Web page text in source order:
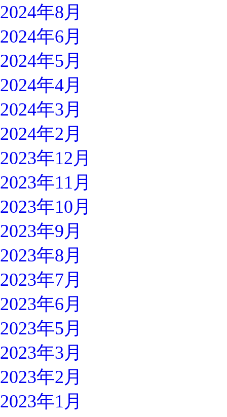
2024年8月
2024年6月
2024年5月
2024年4月
2024年3月
2024年2月
2023年12月
2023年11月
2023年10月
2023年9月
2023年8月
2023年7月
2023年6月
2023年5月
2023年3月
2023年2月
2023年1月